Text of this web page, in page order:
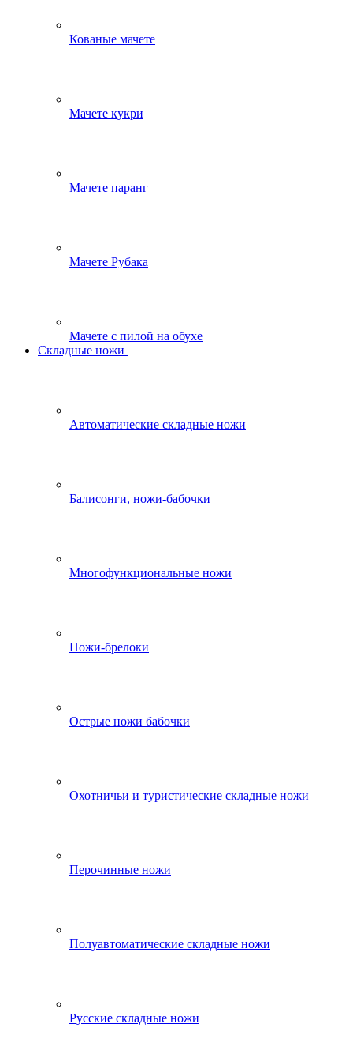
Кованые мачете
Мачете кукри
Мачете паранг
Мачете Рубака
Мачете с пилой на обухе
Складные ножи
Автоматические складные ножи
Балисонги, ножи-бабочки
Многофункциональные ножи
Ножи-брелоки
Острые ножи бабочки
Охотничьи и туристические складные ножи
Перочинные ножи
Полуавтоматические складные ножи
Русские складные ножи